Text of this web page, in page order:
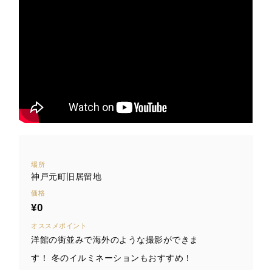
場所
神戸元町旧居留地
価格
¥0
オススメポイント
洋館の街並みで海外のような撮影ができま
す！ 冬のイルミネーションもおすすめ！